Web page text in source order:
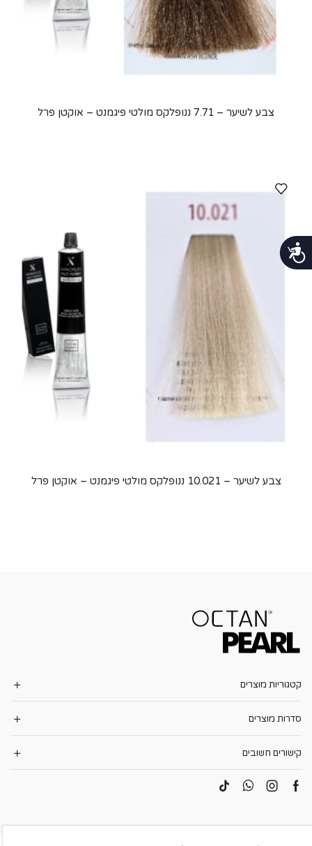
נגישות
צבע לשיער – 7.71 ננופלקס מולטי פיגמנט – אוקטן פרל
צבע לשיער – 10.021 ננופלקס מולטי פיגמנט – אוקטן פרל
קטגוריות מוצרים
סדרות מוצרים
קישורים חשובים